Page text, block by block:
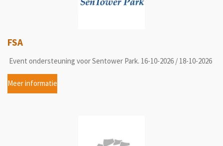
FSA
Event ondersteuning voor Sentower Park. 16-10-2026 / 18-10-2026
Meer informatie